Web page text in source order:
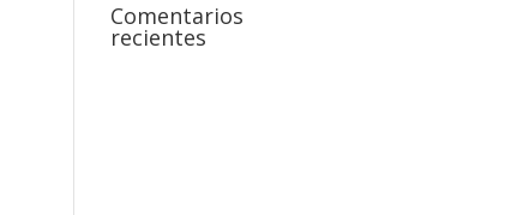
Comentarios
recientes